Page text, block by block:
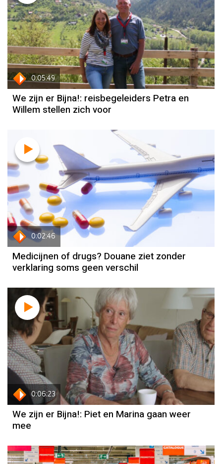
0:05:49
We zijn er Bijna!: reisbegeleiders Petra en
Willem stellen zich voor
0:02:46
Medicijnen of drugs? Douane ziet zonder
verklaring soms geen verschil
0:06:23
We zijn er Bijna!: Piet en Marina gaan weer
mee